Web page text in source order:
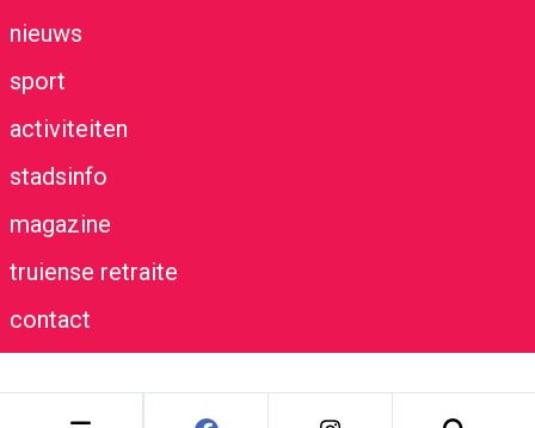
nieuws
sport
activiteiten
stadsinfo
magazine
truiense retraite
contact